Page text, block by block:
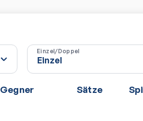
Einzel/Doppel
Gegner Sätze